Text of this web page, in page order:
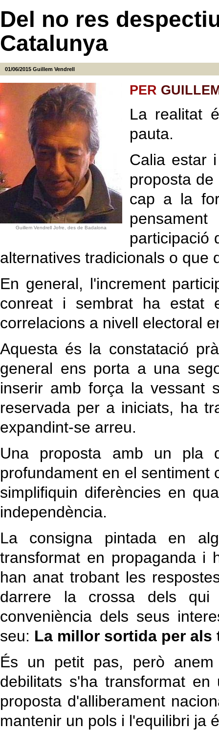
Del no res
Catalunya
01/06/2015 Guillem Vendrell
Guillem Vendrell Jofre, des de Badalona
PER
La realitat
pauta.
Calia estar
proposta
cap a la
participació
alternatives tradicionals o que
En general, l'increment
conreat i sembrat ha estat
correlacions a nivell electoral
Aquesta és la constatació
general ens porta a una
inserir amb força la vessant
reservada per a iniciats, ha
expandint-se arreu.
Una proposta amb un pla
profundament en el sentiment
simplifiquin diferències en
independència.
La consigna pintada en
transformat en propaganda i
han anat trobant les
darrere la crossa dels qui
conveniència dels seus
seu: La millor sortida per
És un petit pas, però
debilitats s'ha transformat
proposta d'alliberament
mantenir un pols i l'equilibri ja